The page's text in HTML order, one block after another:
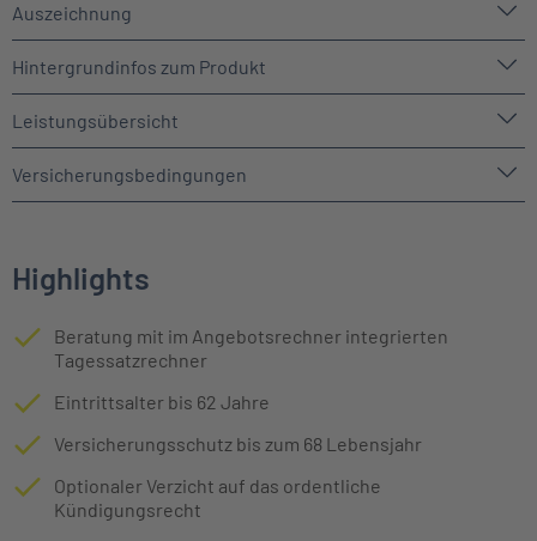
Auszeichnung
Hintergrundinfos zum Produkt
Leistungsübersicht
Versicherungsbedingungen
Highlights
Beratung mit im Angebotsrechner​ integrierten
Tagessatzrechner
Eintrittsalter bis 62 Jahre
Versicherungsschutz bis zum 68 Lebensjahr
Optionaler Verzicht auf das ordentliche
Kündigungsrecht